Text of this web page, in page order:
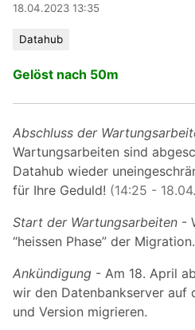
18.04.2023 13:35
Datahub
Gelöst nach 50m
Abschluss der
Wartungsarbeiten sind
Datahub wieder
für Ihre Geduld! (14:25 -
Start der Wartungsarbeiten -
“heissen Phase” der Migration.
Ankündigung - Am 18. April
wir den Datenbankserver auf
und Version migrieren.